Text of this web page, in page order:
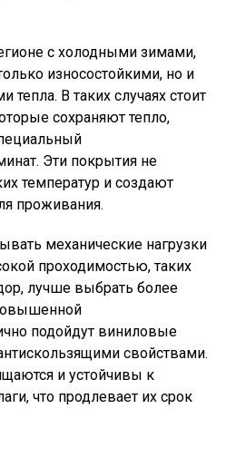
с холодными зимами,
износостойкими, но и
В таких случаях стоит
сохраняют тепло,
Эти покрытия не
температур и создают
проживания.
механические нагрузки
проходимостью, таких
лучше выбрать более
подойдут виниловые
свойствами.
и устойчивы к
что продлевает их срок